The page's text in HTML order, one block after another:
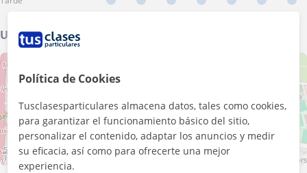
Ubicación de mis clases
+ −
500 m
1000 ft
OpenStreetMap contributors
Política de Cookies
Tusclasesparticulares almacena datos, tales como cookies,
para garantizar el funcionamiento básico del sitio,
personalizar el contenido, adaptar los anuncios y medir
su eficacia, así como para ofrecerte una mejor
experiencia.